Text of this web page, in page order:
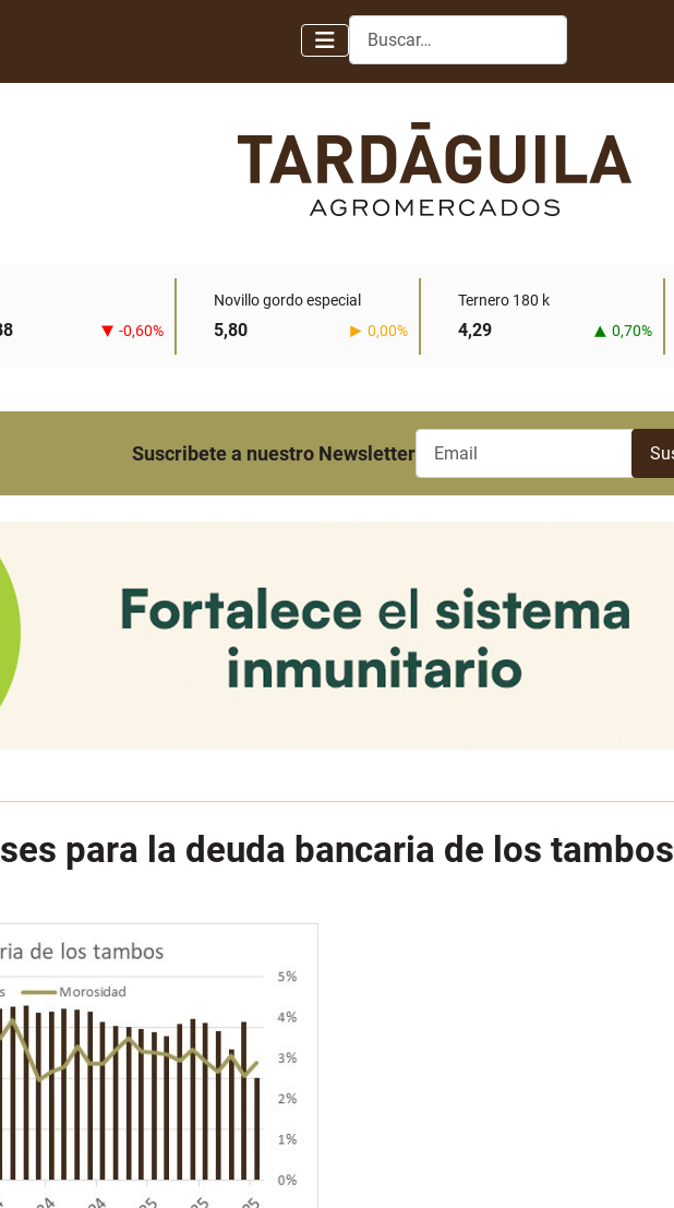
Buscar
-0,60%
Novillo gordo especial
5,80 0,00%
Ternero 180 k
4,29 0,70%
Suscribete a nuestro Newsletter
para la deuda bancaria de los tambos